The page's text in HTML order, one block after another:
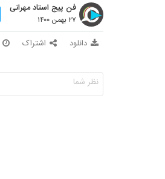
فن پیج استاد مهرانی
۲۷ بهمن ۱۴۰۰
دانلود اشتراک